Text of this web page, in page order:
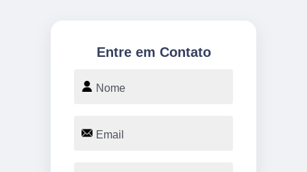
Entre em Contato